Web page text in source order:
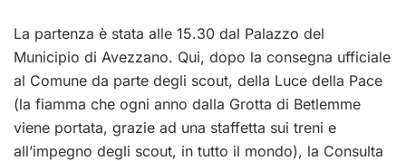
La partenza è stata alle 15.30 dal Palazzo del
Municipio di Avezzano. Qui, dopo la consegna ufficiale
al Comune da parte degli scout, della Luce della Pace
(la fiamma che ogni anno dalla Grotta di Betlemme
viene portata, grazie ad una staffetta sui treni e
all’impegno degli scout, in tutto il mondo), la Consulta